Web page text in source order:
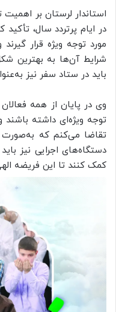
استاندار لرستان بر اهمیت
در ایام پرتردد سال، تأکید
مورد توجه ویژه قرار
شرایط آن‌ها به بهترین
باید در ستاد سفر نیز
وی در پایان از همه
توجه ویژه‌ای داشته باشند
تقاضا می‌کنم که به‌صورت
دستگاه‌های اجرایی نیز
کمک کنند تا این فریضه